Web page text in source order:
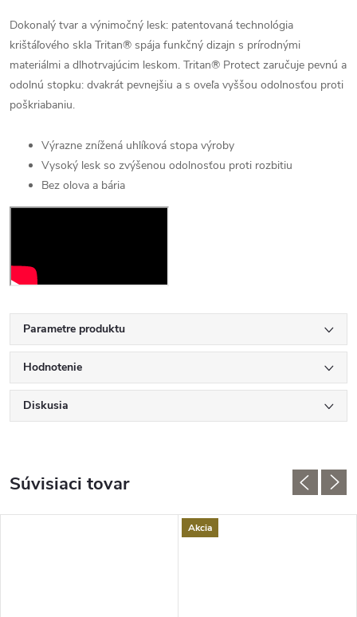
Dokonalý tvar a výnimočný lesk: patentovaná technológia
krištáľového skla Tritan® spája funkčný dizajn s prírodnými
materiálmi a dlhotrvajúcim leskom. Tritan® Protect zaručuje pevnú a
odolnú stopku: dvakrát pevnejšiu a s oveľa vyššou odolnosťou proti
poškriabaniu.
Výrazne znížená uhlíková stopa výroby
Vysoký lesk so zvýšenou odolnosťou proti rozbitiu
Bez olova a bária
Parametre produktu
Hodnotenie
Diskusia
Súvisiaci tovar
Akcia